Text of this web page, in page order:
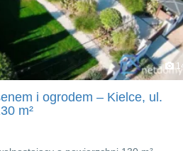
i ogrodem – Kielce, ul.
m²